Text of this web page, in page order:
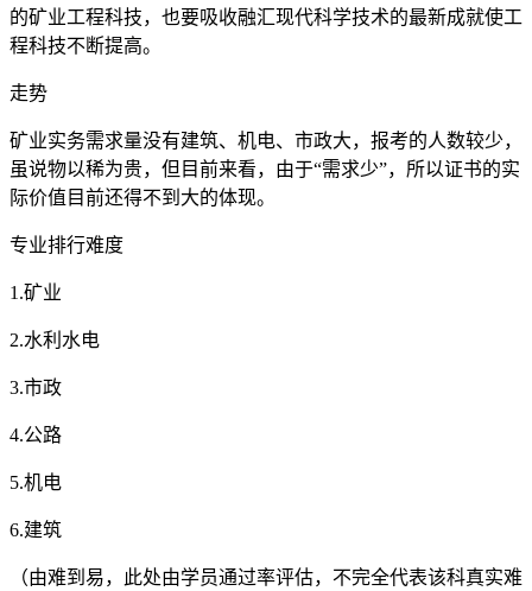
的矿业工程科技，也要吸收融汇现代科学技术的最新成就使工
程科技不断提高。
走势
矿业实务需求量没有建筑、机电、市政大，报考的人数较少，
虽说物以稀为贵，但目前来看，由于“需求少”，所以证书的实
际价值目前还得不到大的体现。
专业排行难度
1.矿业
2.水利水电
3.市政
4.公路
5.机电
6.建筑
（由难到易，此处由学员通过率评估，不完全代表该科真实难